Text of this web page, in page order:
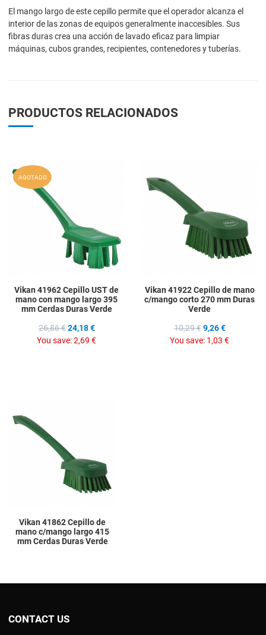
El mango largo de este cepillo permite que el operador alcanza el
interior de las zonas de equipos generalmente inaccesibles. Sus
fibras duras crea una acción de lavado eficaz para limpiar
máquinas, cubos grandes, recipientes, contenedores y tuberías.
PRODUCTOS RELACIONADOS
AGOTADO
Add to Compare
Vikan 41962 Cepillo UST de
mano con mango largo 395
mm Cerdas Duras Verde
26,86 € 24,18 €
You save:2,69 €
Vikan 41922 Cepillo de mano
c/mango corto 270 mm Duras
Verde
10,29 € 9,26 €
You save: 1,03 €
Vikan 41862 Cepillo de
mano c/mango largo 415
mm Cerdas Duras Verde
CONTACT US